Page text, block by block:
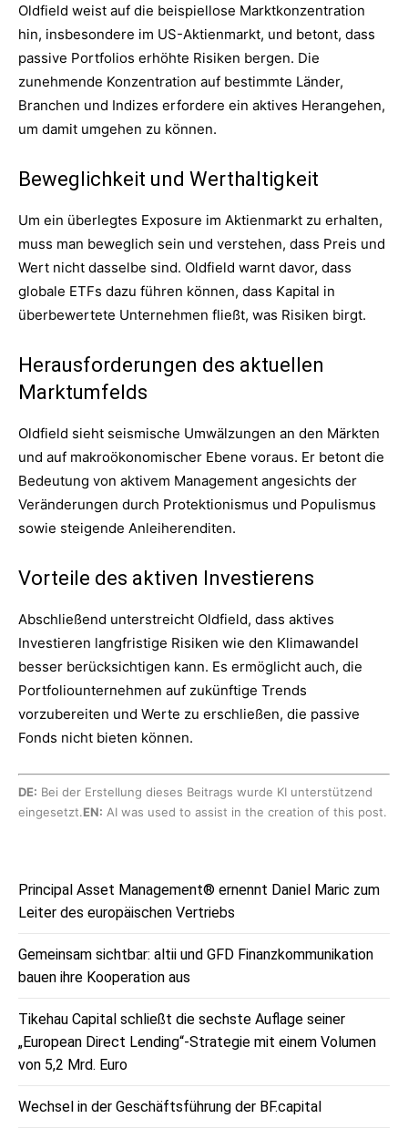
Oldfield weist auf die beispiellose Marktkonzentration
hin, insbesondere im US-Aktienmarkt, und betont, dass
passive Portfolios erhöhte Risiken bergen. Die
zunehmende Konzentration auf bestimmte Länder,
Branchen und Indizes erfordere ein aktives Herangehen,
um damit umgehen zu können.
Beweglichkeit und Werthaltigkeit
Um ein überlegtes Exposure im Aktienmarkt zu erhalten,
muss man beweglich sein und verstehen, dass Preis und
Wert nicht dasselbe sind. Oldfield warnt davor, dass
globale ETFs dazu führen können, dass Kapital in
überbewertete Unternehmen fließt, was Risiken birgt.
Herausforderungen des aktuellen
Marktumfelds
Oldfield sieht seismische Umwälzungen an den Märkten
und auf makroökonomischer Ebene voraus. Er betont die
Bedeutung von aktivem Management angesichts der
Veränderungen durch Protektionismus und Populismus
sowie steigende Anleiherenditen.
Vorteile des aktiven Investierens
Abschließend unterstreicht Oldfield, dass aktives
Investieren langfristige Risiken wie den Klimawandel
besser berücksichtigen kann. Es ermöglicht auch, die
Portfoliounternehmen auf zukünftige Trends
vorzubereiten und Werte zu erschließen, die passive
Fonds nicht bieten können.
DE: Bei der Erstellung dieses Beitrags wurde KI unterstützend
eingesetzt.EN: AI was used to assist in the creation of this post.
Principal Asset Management® ernennt Daniel Maric zum
Leiter des europäischen Vertriebs
Gemeinsam sichtbar: altii und GFD Finanzkommunikation
bauen ihre Kooperation aus
Tikehau Capital schließt die sechste Auflage seiner
„European Direct Lending“-Strategie mit einem Volumen
von 5,2 Mrd. Euro
Wechsel in der Geschäftsführung der BF.capital